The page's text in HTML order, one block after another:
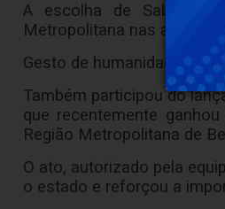
A escolha de Sabará
Metropolitana nas ações
Gesto de humanidade
Também participou do
que recentemente
Região Metropolitana de
O ato, autorizado pela
o estado e reforçou a